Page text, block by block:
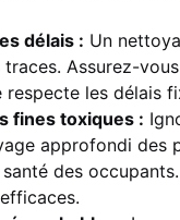
délais : Un
traces. Assurez-
respecte les délais
fines toxiques :
approfondi des
des